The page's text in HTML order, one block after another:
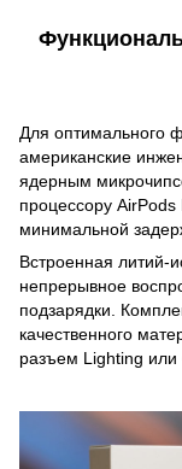
Для оптимального
американские
ядерным
процессору
минимальной
Встроенная литий-
непрерывное
подзарядки.
качественного
разъем Lighting или